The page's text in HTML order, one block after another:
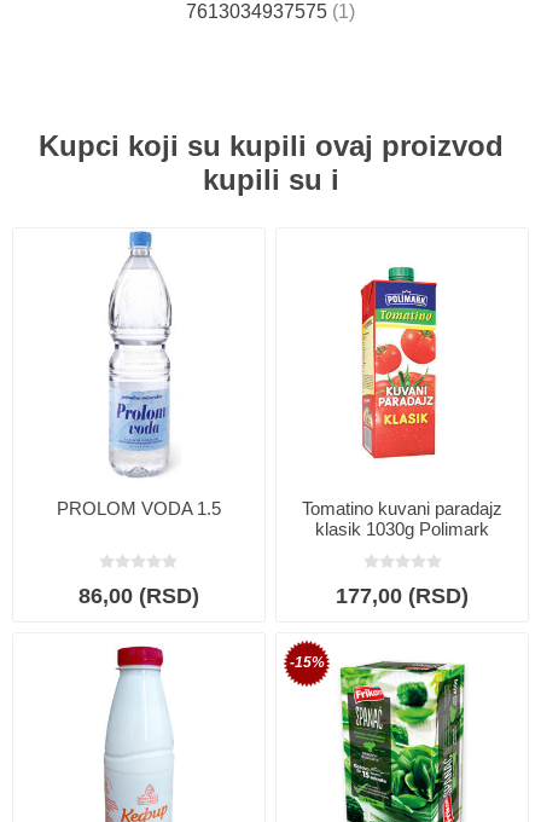
7613034937575 (1)
Kupci koji su kupili ovaj proizvod
kupili su i
PROLOM VODA 1.5
86,00 (RSD)
Tomatino kuvani paradajz
klasik 1030g Polimark
177,00 (RSD)
-15%